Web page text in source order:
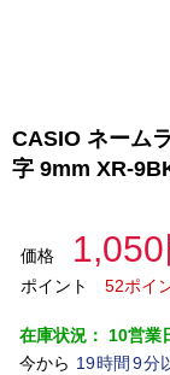
CASIO ネーム
字 9mm XR-
価格 1,050
ポイント
52ポイ
在庫状況： 10営業
今から 19時間 9分